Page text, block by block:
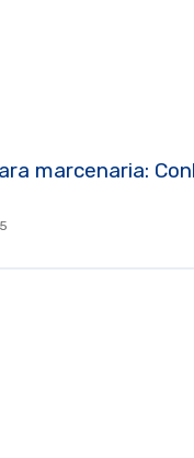
marcenaria: